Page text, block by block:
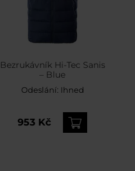
Bezrukávník Hi-Tec Sanis
– Blue
Odeslání: Ihned
953 Kč